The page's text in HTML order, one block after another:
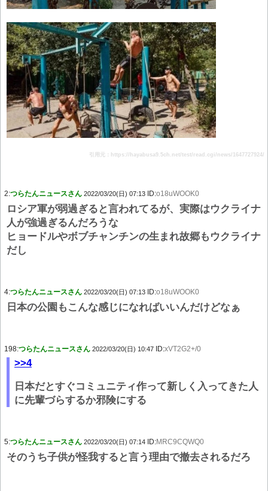
引用元：https://hayabusa9.5ch.net/test/read.cgi/news/1647727924/
2:つらたんニュースさん 2022/03/20(日) 07:13 ID:o18uWOOK0
ロシア軍が弱過ぎると言われてるが、実際はウクライナ
人が強過ぎるんだろうな
ヒョードルやボブチャンチンの生まれ故郷もウクライナ
だし
4:つらたんニュースさん 2022/03/20(日) 07:13 ID:o18uWOOK0
日本の公園もこんな感じになればいいんだけどなぁ
198:つらたんニュースさん 2022/03/20(日) 10:47 ID:xVT2G2+/0
>>4
日本だとすぐコミュニティ作って新しく入ってきた人
に先輩づらするか邪険にする
5:つらたんニュースさん 2022/03/20(日) 07:14 ID:MRC9CQWQ0
そのうち子供が怪我すると言う理由で撤去されるだろ